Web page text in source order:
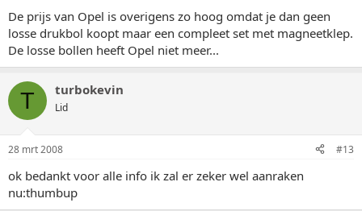
De prijs van Opel is overigens zo hoog omdat je dan geen
losse drukbol koopt maar een compleet set met magneetklep.
De losse bollen heeft Opel niet meer...
T turbokevin
Lid
28 mrt 2008 #13
ok bedankt voor alle info ik zal er zeker wel aanraken
nu:thumbup